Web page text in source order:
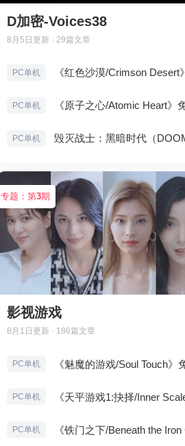
D加密-Voices38
8月5日 更新 · 29篇文章
PC单机 《红色沙漠/Crimson Desert
PC单机 《原子之心/Atomic Heart》
PC单机
专题：第3期
影视游戏
8月1日 更新 · 186篇文章
PC单机 《魅魔的游戏/Soul Touch》
PC单机
PC单机 《铁门之下/Beneath the